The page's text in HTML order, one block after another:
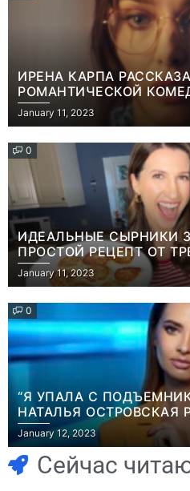
ИРЕНА КАРПА
РОМАНТИЧЕСКОЙ
РОЛИ МАТЕРИ-
January 11, 2023
0
ИДЕАЛЬНЫЕ СЫРНИКИ
ПРОСТОЙ РЕЦЕПТ ОТ
ЩАСЛИВИХ” АНИТЫ
January 11, 2023
0
“Я УПАЛА С
НАТАЛЬЯ ОСТРОВСКАЯ
НЕПРИЯТНОМ
КАРПАТАХ
January 12, 2023
Сейчас
Игры
Новичок-геймер